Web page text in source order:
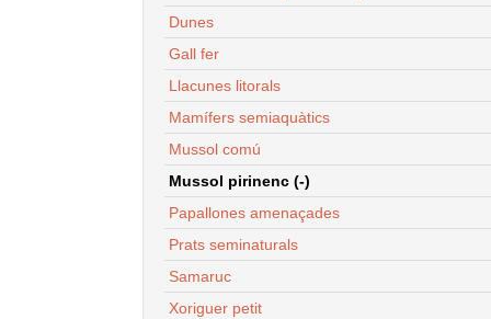
Dunes
Gall fer
Llacunes litorals
Mamífers semiaquàtics
Mussol comú
Mussol pirinenc (-)
Papallones amenaçades
Prats seminaturals
Samaruc
Xoriguer petit